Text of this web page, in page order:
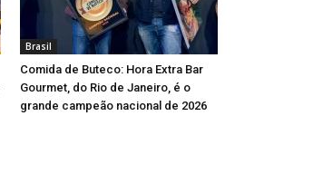
Brasil
Comida de Buteco: Hora Extra Bar
Gourmet, do Rio de Janeiro, é o
grande campeão nacional de 2026